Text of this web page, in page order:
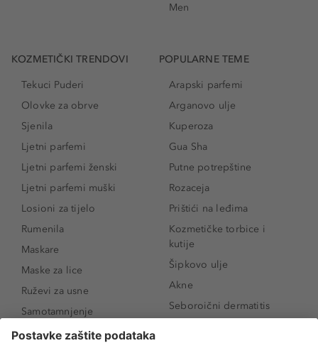
Men
KOZMETIČKI TRENDOVI
Tekuci Puderi
Olovke za obrve
Sjenila
Ljetni parfemi
Ljetni parfemi ženski
Ljetni parfemi muški
Losioni za tijelo
Rumenila
Maskare
Maske za lice
Ruževi za usne
Samotamnjenje
Puderi
POPULARNE TEME
Arapski parfemi
Arganovo ulje
Kuperoza
Gua Sha
Putne potrepštine
Rozaceja
Prištići na leđima
Kozmetičke torbice i
kutije
Šipkovo ulje
Akne
Seboroični dermatitis